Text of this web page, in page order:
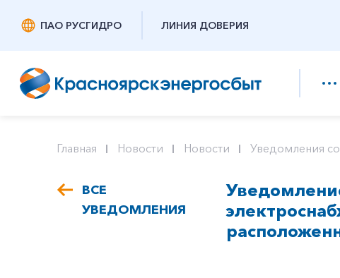
ПАО РУСГИДРО ЛИНИЯ ДОВЕРИЯ
Главная Новости Новости Уведомления
ВСЕ
УВЕДОМЛЕНИЯ